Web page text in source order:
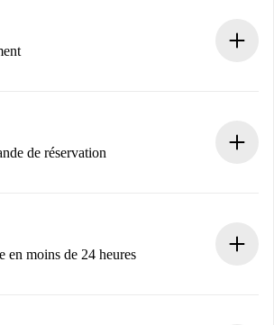
l’avance de toutes les informations
de réservation
rien tant que le propriétaire
en moins de 24 heures